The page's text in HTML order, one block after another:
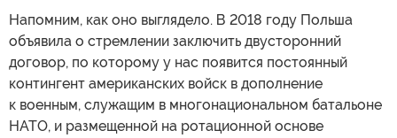
Напомним, как оно выглядело. В 2018 году Польша
объявила о стремлении заключить двусторонний
договор, по которому у нас появится постоянный
контингент американских войск в дополнение
к военным, служащим в многонациональном батальоне
НАТО, и размещенной на ротационной основе